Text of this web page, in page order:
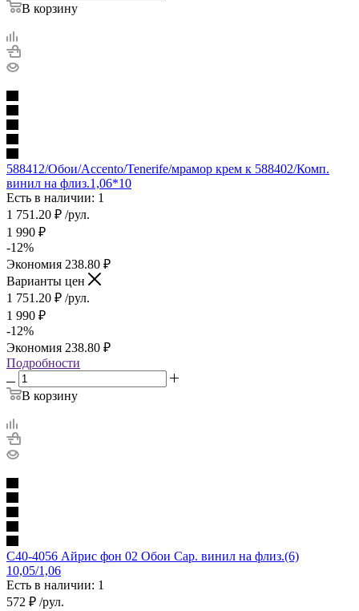
В корзину
588412/Обои/Accento/Tenerife/мрамор крем к 588402/Комп.
винил на флиз.1,06*10
Есть в наличии: 1
1 751.20 ₽ /рул.
1 990 ₽
-12%
Экономия 238.80 ₽
Варианты цен
1 751.20 ₽ /рул.
1 990 ₽
-12%
Экономия 238.80 ₽
Подробности
В корзину
С40-4056 Айрис фон 02 Обои Сар. винил на флиз.(6)
10,05/1,06
Есть в наличии: 1
572 ₽ /рул.